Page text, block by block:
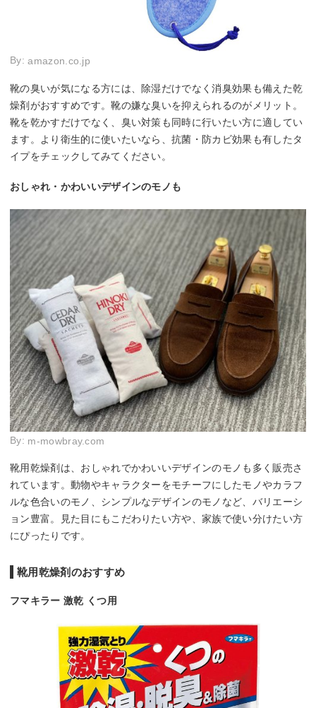
By:amazon.co.jp
靴の臭いが気になる方には、除湿だけでなく消臭効果も備えた乾
燥剤がおすすめです。靴の嫌な臭いを抑えられるのがメリット。
靴を乾かすだけでなく、臭い対策も同時に行いたい方に適してい
ます。より衛生的に使いたいなら、抗菌・防カビ効果も有したタ
イプをチェックしてみてください。
おしゃれ・かわいいデザインのモノも
By: m-mowbray.com
靴用乾燥剤は、おしゃれでかわいいデザインのモノも多く販売さ
れています。動物やキャラクターをモチーフにしたモノやカラフ
ルな色合いのモノ、シンプルなデザインのモノなど、バリエーシ
ョン豊富。見た目にもこだわりたい方や、家族で使い分けたい方
にぴったりです。
靴用乾燥剤のおすすめ
フマキラー 激乾 くつ用